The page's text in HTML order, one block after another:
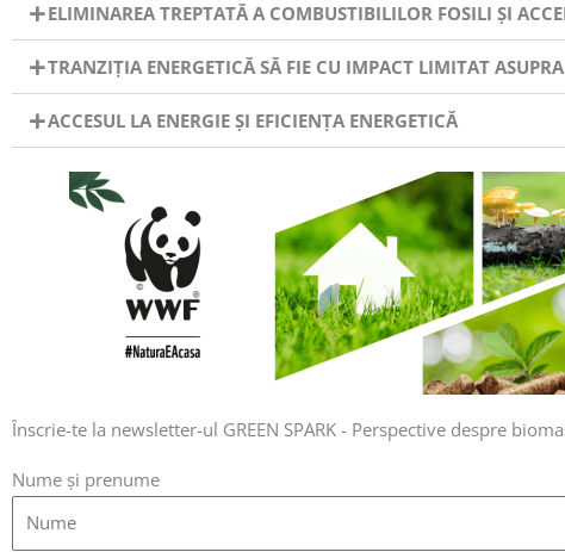
ELIMINAREA TREPTATĂ A COMBUSTIBILILOR FOSILI ȘI
TRANZIȚIA ENERGETICĂ SĂ FIE CU IMPACT LIMITAT
ACCESUL LA ENERGIE ȘI EFICIENȚA ENERGETICĂ
Înscrie-te la newsletter-ul GREEN SPARK - Perspective despre
Nume și prenume